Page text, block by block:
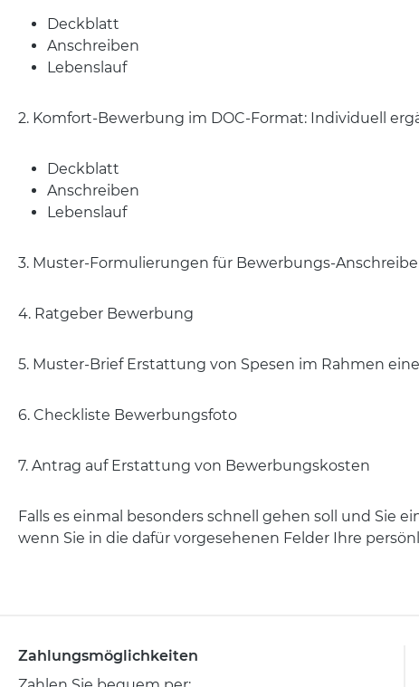
Deckblatt
Anschreiben
Lebenslauf
2. Komfort-Bewerbung im DOC-Format: Individuell
Deckblatt
Anschreiben
Lebenslauf
3. Muster-Formulierungen für Bewerbungs-
4. Ratgeber Bewerbung
5. Muster-Brief Erstattung von Spesen im Rahmen
6. Checkliste Bewerbungsfoto
7. Antrag auf Erstattung von Bewerbungskosten
Falls es einmal besonders schnell gehen soll und Sie
wenn Sie in die dafür vorgesehenen Felder Ihre
Zahlungsmöglichkeiten